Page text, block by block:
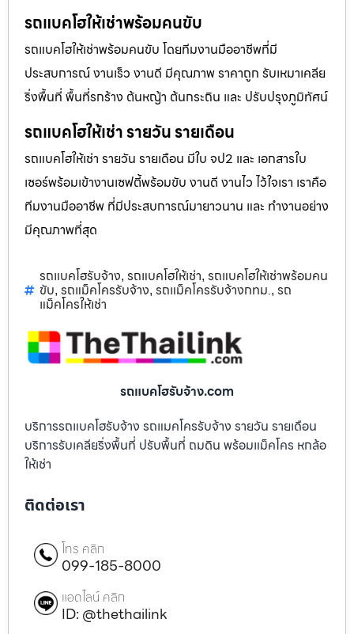
รถแบคโฮให้เช่าพร้อมคนขับ
รถแบคโฮให้เช่าพร้อมคนขับ โดยทีมงานมืออาชีพที่มี
ประสบการณ์ งานเร็ว งานดี มีคุณภาพ ราคาถูก รับเหมาเคลีย
ริ่งพื้นที่ พื้นที่รกร้าง ต้นหญ้า ต้นกระถิน และ ปรับปรุงภูมิทัศน์
รถแบคโฮให้เช่า รายวัน รายเดือน
รถแบคโฮให้เช่า รายวัน รายเดือน มีใบ จป2 และ เอกสารใบ
เซอร์พร้อมเข้างานเซฟตี้พร้อมขับ งานดี งานไว ไว้ใจเรา เราคือ
ทีมงานมืออาชีพ ที่มีประสบการณ์มายาวนาน และ ทำงานอย่าง
มีคุณภาพที่สุด
รถแบคโฮรับจ้าง, รถแบคโฮให้เช่า, รถแบคโฮให้เช่าพร้อมคน
ขับ, รถแม็คโครรับจ้าง, รถแม็คโครรับจ้างกทม., รถ
แม็คโครให้เช่า
รถแบคโฮรับจ้าง.com
บริการรถแบคโฮรับจ้าง รถแมคโครรับจ้าง รายวัน รายเดือน
บริการรับเคลียริ่งพื้นที่ ปรับพื้นที่ ถมดิน พร้อมแม็คโคร หกล้อ
ให้เช่า
ติดต่อเรา
โทร คลิก
099-185-8000
แอดไลน์ คลิก
ID: @thethailink